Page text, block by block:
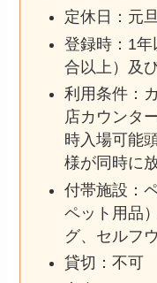
定休日：元
登録時：1
合以上）及
利用条件：
店カウンタ
時入場可能
様が同時に
付帯施設：
ペット用品
グ、セルフ
貸切：不可